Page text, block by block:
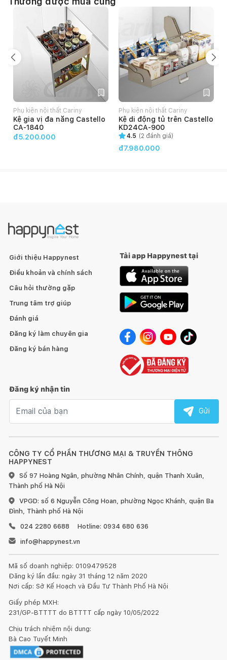
Phụ kiện nội thất Cariny
Kệ gia vị đa năng Castello
CA-1840
đ5.200.000
Phụ kiện nội thất Cariny
Kệ di động tủ trên Castello
KD24CA-900
4.5 (2 đánh giá)
đ7.980.000
CÔNG TY CỔ PHẦN THƯƠNG MẠI & TRUYỀN THÔNG
HAPPYNEST
Số 97 Hoàng Ngân, phường Nhân Chính, quận Thanh Xuân,
Thành phố Hà Nội
VPGD: số 6 Nguyễn Công Hoan, phường Ngọc Khánh, quận Ba
Đình, Thành phố Hà Nội
024 2280 6688
Hotline: 0934 680 636
info@happynest.vn
Mã số doanh nghiệp: 0109479528
Đăng ký lần đầu: ngày 31 tháng 12 năm 2020
Nơi cấp: Sở Kế Hoạch và Đầu Tư Thành Phố Hà Nội
Giấy phép MXH:
231/GP-BTTTT do BTTTT cấp ngày 10/05/2022
Chịu trách nhiệm nội dung:
Bà Cao Tuyết Minh
Giới thiệu Happynest
Điều khoản và chính sách
Câu hỏi thường gặp
Trung tâm trợ giúp
Đánh giá
Đăng ký làm chuyên gia
Đăng ký bán hàng
Tải app Happynest tại
Đăng ký nhận tin
Gửi